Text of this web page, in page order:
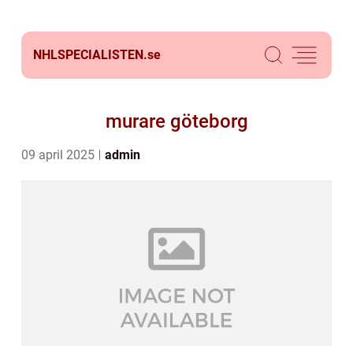
NHLSPECIALISTEN.se
murare göteborg
09 april 2025 admin